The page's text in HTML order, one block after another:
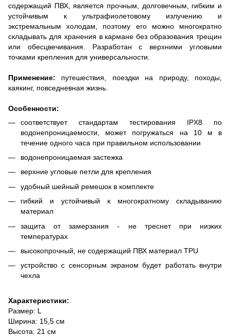
содержащий ПВХ, является прочным, долговечным, гибким и
устойчивым к ультрафиолетовому излучению и
экстремальным холодам, поэтому его можно многократно
складывать для хранения в кармане без образования трещин
или обесцвечивания. Разработан с верхними угловыми
точками крепления для универсальности.
Применение: путешествия, поездки на природу, походы,
каякинг, повседневная жизнь.
Особенности:
соответствует стандартам тестирования IPX8 по
водонепроницаемости, может погружаться на 10 м в
течение одного часа при правильном использовании
водонепроницаемая застежка
верхние угловые петли для крепления
удобный шейный ремешок в комплекте
гибкий и устойчивый к многократному складыванию
материал
защита от замерзания - не треснет при низких
температурах
высокопрочный, не содержащий ПВХ материал TPU
устройство с сенсорным экраном будет работать внутри
чехла
Характеристики:
Размер: L
Ширина: 15,5 см
Высота: 21 см